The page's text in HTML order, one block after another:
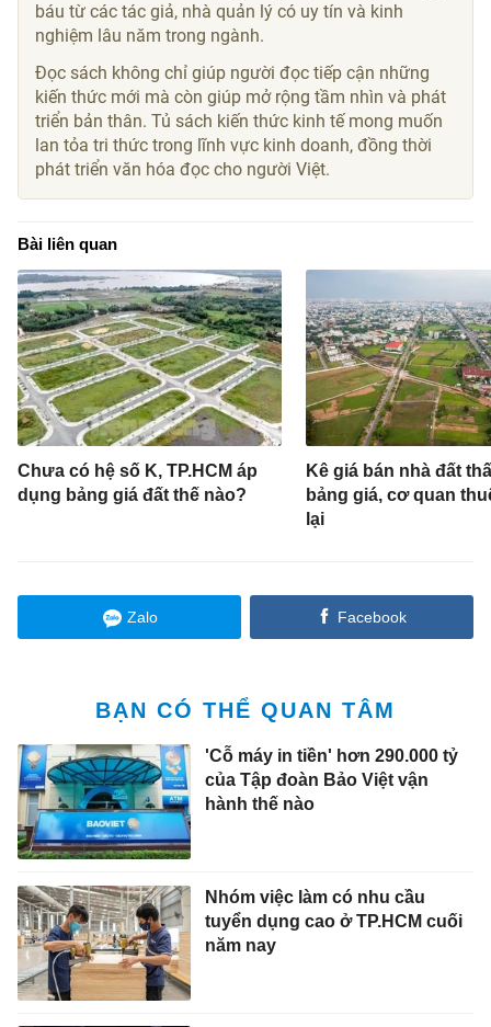
báu từ các tác giả, nhà quản lý có uy tín và kinh
nghiệm lâu năm trong ngành.
Đọc sách không chỉ giúp người đọc tiếp cận những
kiến thức mới mà còn giúp mở rộng tầm nhìn và phát
triển bản thân. Tủ sách kiến thức kinh tế mong muốn
lan tỏa tri thức trong lĩnh vực kinh doanh, đồng thời
phát triển văn hóa đọc cho người Việt.
Bài liên quan
Chưa có hệ số K, TP.HCM áp
dụng bảng giá đất thế nào?
Kê giá bán nhà đất
bảng giá, cơ quan
lại
Zalo Facebook
BẠN CÓ THỂ QUAN TÂM
'Cỗ máy in tiền' hơn 290.000 tỷ
của Tập đoàn Bảo Việt vận
hành thế nào
Nhóm việc làm có nhu cầu
tuyển dụng cao ở TP.HCM cuối
năm nay